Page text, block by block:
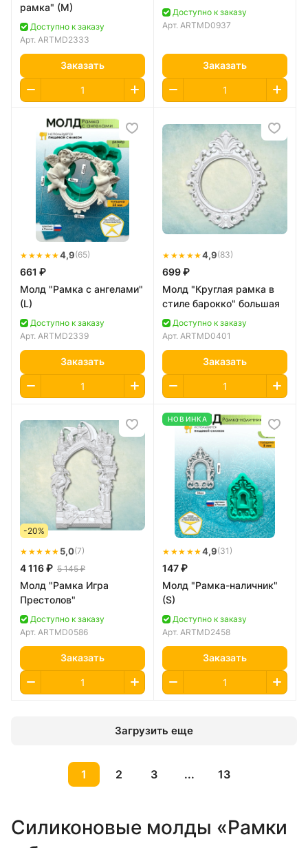
рамка" (M)
Доступно к заказу
Арт. ARTMD2333
Заказать
Доступно к заказу
Арт. ARTMD0937
Заказать
★★★★★4,9(65)
661 ₽
Молд "Рамка с ангелами"
(L)
Доступно к заказу
Арт. ARTMD2339
Заказать
★★★★★4,9(83)
699 ₽
Молд "Круглая рамка в
стиле барокко" большая
Доступно к заказу
Арт. ARTMD0401
Заказать
-20%
★★★★★ 5,0(7)
4 116 ₽ 5 145 ₽
Молд "Рамка Игра
Престолов"
Доступно к заказу
Арт. ARTMD0586
Заказать
НОВИНКА
★★★★★4,9(31)
147 ₽
Молд "Рамка-наличник"
(S)
Доступно к заказу
Арт. ARTMD2458
Заказать
Загрузить еще
1 2 3 ... 13
Силиконовые молды «Рамки